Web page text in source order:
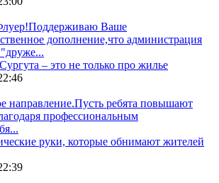
Ваше
дополнение,что администрация
‒ это не только про жилье
направление.Пусть ребята повышают
профессиональным
руки, которые обнимают жителей